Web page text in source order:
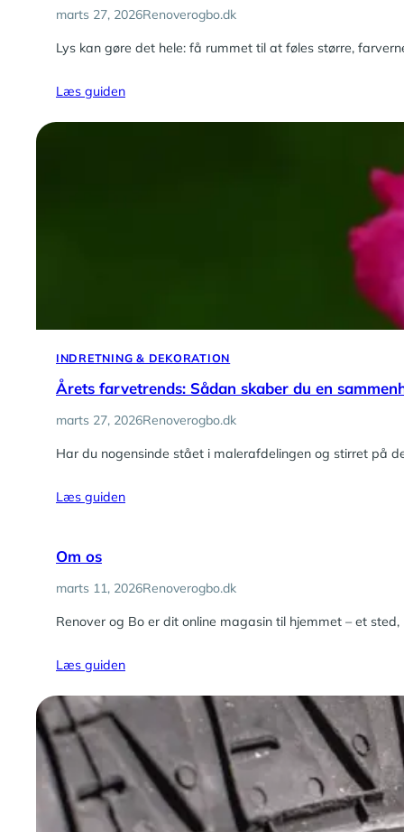
marts 27, 2026Renoverogbo.dk
Lys kan gøre det hele: få rummet til at føles større,
Læs guiden
INDRETNING & DEKORATION
Årets farvetrends: Sådan skaber du en
marts 27, 2026Renoverogbo.dk
Har du nogensinde stået i malerafdelingen og stirret på
Læs guiden
Om os
marts 11, 2026Renoverogbo.dk
Renover og Bo er dit online magasin til hjemmet – et
Læs guiden